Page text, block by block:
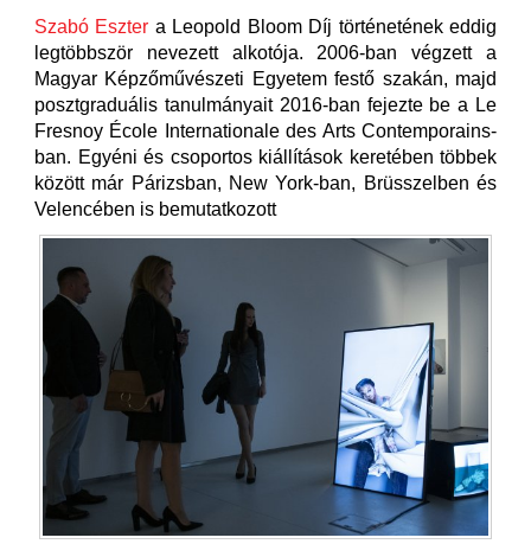
Szabó Eszter a Leopold Bloom Díj történetének eddig
legtöbbször nevezett alkotója. 2006-ban végzett a
Magyar Képzőművészeti Egyetem festő szakán, majd
posztgraduális tanulmányait 2016-ban fejezte be a Le
Fresnoy École Internationale des Arts Contemporains-
ban. Egyéni és csoportos kiállítások keretében többek
között már Párizsban, New York-ban, Brüsszelben és
Velencében is bemutatkozott